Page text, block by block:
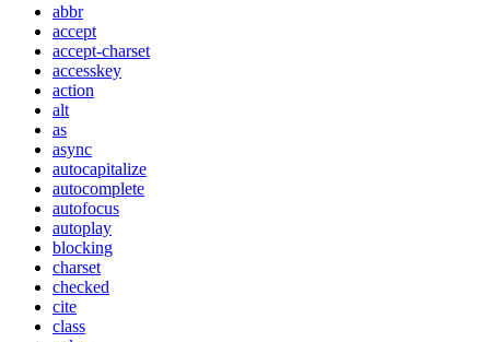
abbr
accept
accept-charset
accesskey
action
alt
as
async
autocapitalize
autocomplete
autofocus
autoplay
blocking
charset
checked
cite
class